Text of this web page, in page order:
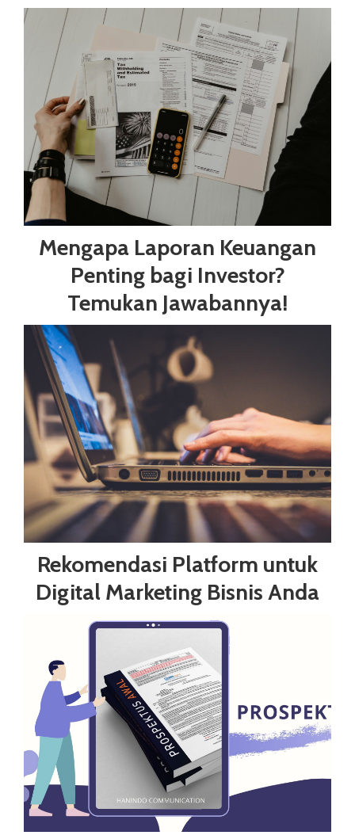
Mengapa Laporan Keuangan
Penting bagi Investor?
Temukan Jawabannya!
Rekomendasi Platform untuk
Digital Marketing Bisnis Anda